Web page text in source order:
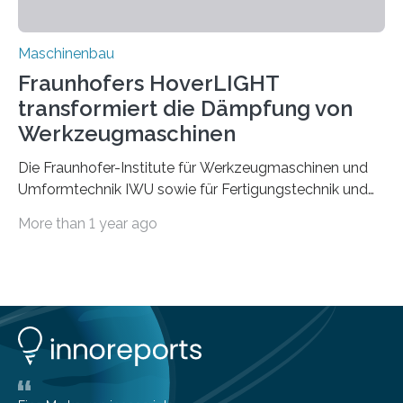
Maschinenbau
Fraunhofers HoverLIGHT
transformiert die Dämpfung von
Werkzeugmaschinen
Die Fraunhofer-Institute für Werkzeugmaschinen und
Umformtechnik IWU sowie für Fertigungstechnik und
Durchbruch in der Materialforschung erzielt: Der
partikelgefüllten Hohlkugeln erreicht HoverLIGHT einen
bisher unerreichten Eigenschaftsmix aus Leichtigkeit,
Steifigkeit und Schwingungsdämpfung. In einem
Gemeinschaftsprojekt mit einem Industriepartner
More than 1 year ago